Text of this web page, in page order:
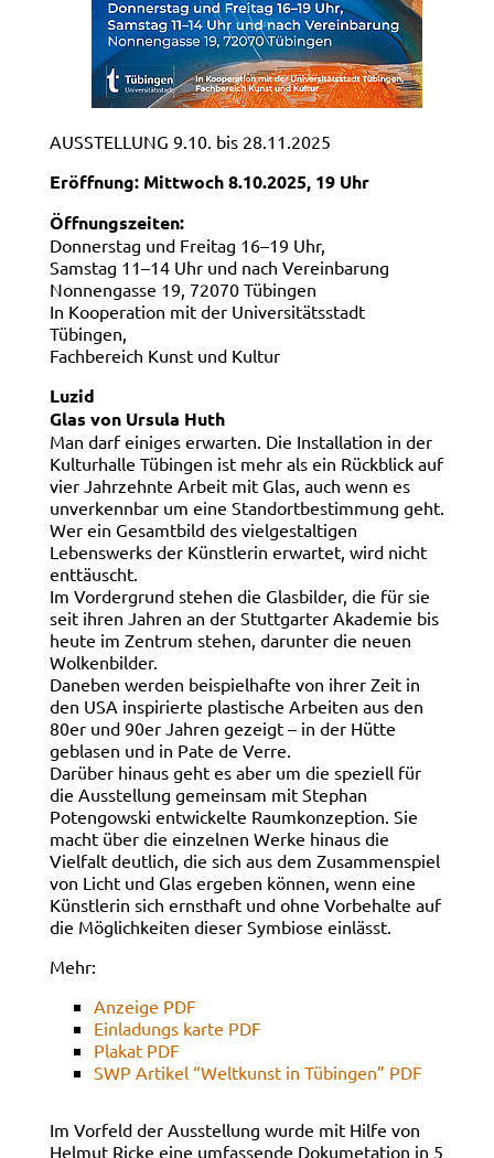
AUSSTELLUNG 9.10. bis 28.11.2025
Eröffnung: Mittwoch 8.10.2025, 19 Uhr
Öffnungszeiten:
Donnerstag und Freitag 16–19 Uhr,
Samstag 11–14 Uhr und nach Vereinbarung
Nonnengasse 19, 72070 Tübingen
In Kooperation mit der Universitätsstadt
Tübingen,
Fachbereich Kunst und Kultur
Luzid
Glas von Ursula Huth
Man darf einiges erwarten. Die Installation in der
Kulturhalle Tübingen ist mehr als ein Rückblick auf
vier Jahrzehnte Arbeit mit Glas, auch wenn es
unverkennbar um eine Standortbestimmung geht.
Wer ein Gesamtbild des vielgestaltigen
Lebenswerks der Künstlerin erwartet, wird nicht
enttäuscht.
Im Vordergrund stehen die Glasbilder, die für sie
seit ihren Jahren an der Stuttgarter Akademie bis
heute im Zentrum stehen, darunter die neuen
Wolkenbilder.
Daneben werden beispielhafte von ihrer Zeit in
den USA inspirierte plastische Arbeiten aus den
80er und 90er Jahren gezeigt – in der Hütte
geblasen und in Pate de Verre.
Darüber hinaus geht es aber um die speziell für
die Ausstellung gemeinsam mit Stephan
Potengowski entwickelte Raumkonzeption. Sie
macht über die einzelnen Werke hinaus die
Vielfalt deutlich, die sich aus dem Zusammenspiel
von Licht und Glas ergeben können, wenn eine
Künstlerin sich ernsthaft und ohne Vorbehalte auf
die Möglichkeiten dieser Symbiose einlässt.
Mehr:
Anzeige PDF
Einladungs karte PDF
Plakat PDF
SWP Artikel “Weltkunst in Tübingen” PDF
Im Vorfeld der Ausstellung wurde mit Hilfe von
Helmut Ricke eine umfassende Dokumetation in 5